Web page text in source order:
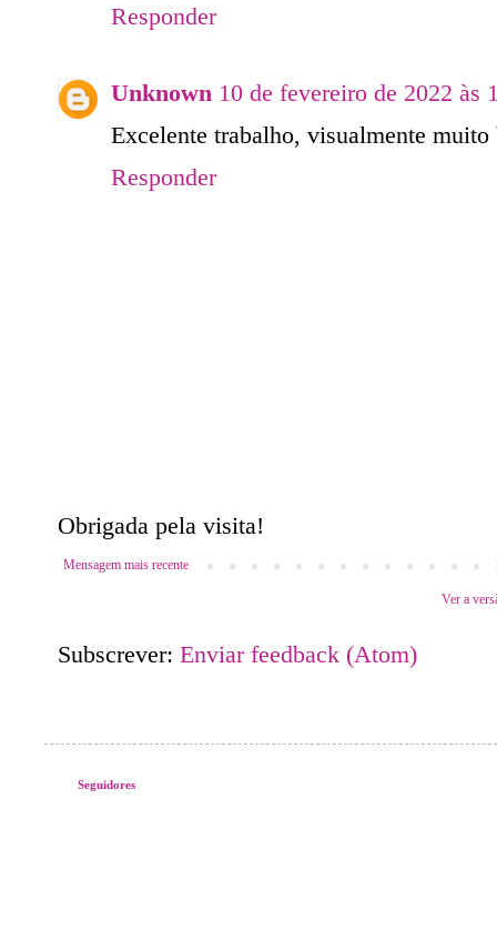
Responder
Unknown 10 de fevereiro de 2022 às
Excelente trabalho, visualmente
Responder
Obrigada pela visita!
Mensagem mais recente
Ver a
Subscrever: Enviar feedback (Atom)
Seguidores